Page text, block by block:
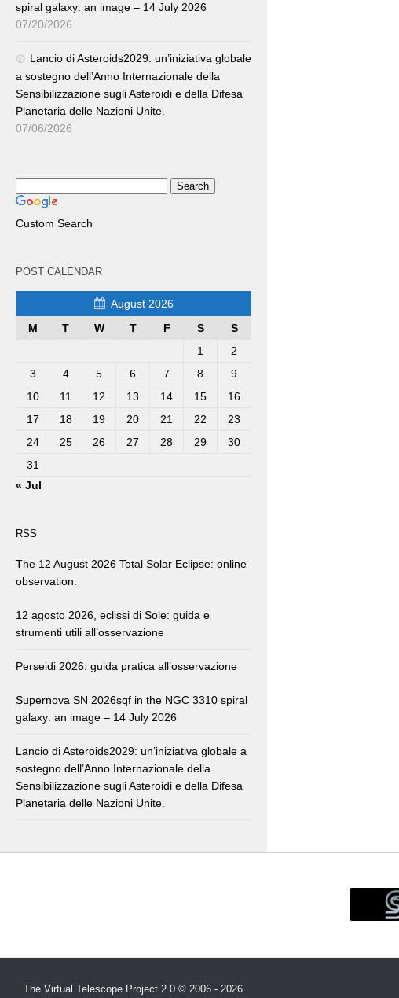
spiral galaxy: an image – 14 July 2026
07/20/2026
Lancio di Asteroids2029: un’iniziativa globale
a sostegno dell’Anno Internazionale della
Sensibilizzazione sugli Asteroidi e della Difesa
Planetaria delle Nazioni Unite.
07/06/2026
Custom Search
POST CALENDAR
August 2026
M
T W T F S
S
1
2
3
4 5 6 7 8
9
10
11 12 13 14 15
16
17
18 19 20 21 22
23
24
25 26 27 28 29
30
31
« Jul
RSS
The 12 August 2026 Total Solar Eclipse: online
observation.
12 agosto 2026, eclissi di Sole: guida e
strumenti utili all’osservazione
Perseidi 2026: guida pratica all’osservazione
Supernova SN 2026sqf in the NGC 3310 spiral
galaxy: an image – 14 July 2026
Lancio di Asteroids2029: un’iniziativa globale a
sostegno dell’Anno Internazionale della
Sensibilizzazione sugli Asteroidi e della Difesa
Planetaria delle Nazioni Unite.
The Virtual Telescope Project 2.0 © 2006 - 2026